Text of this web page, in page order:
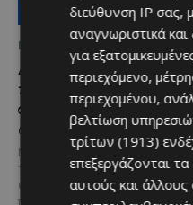
ΜΈΝΟΥΜΕ ΕΝΗΜΕΡΩΜΈΝΟΙ
Διεθνώς αναγνωρισμένα
κρασιά στην κορυφαία
σχέση ποιότητας-τιμής
από τη Lidl Κύπρου
Με σφραγίδα ποιότητας από
τους Masters of Wine, η κάβα
εταιρείας συνδυάζει εξαιρετική
ποικιλία, διεθνείς διακρίσεις
διεύθυνση IP σας,
αναγνωριστικά
για
περιεχόμενο,
περιεχομένου,
βελτίωση
τρίτων (1913)
επεξεργάζονται
αυτούς και